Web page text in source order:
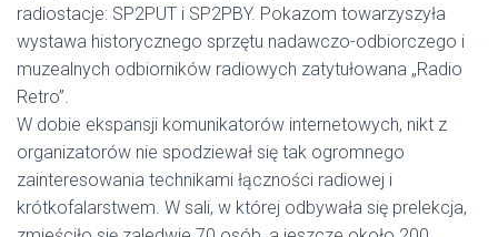
radiostacje: SP2PUT i SP2PBY. Pokazom towarzyszyła
wystawa historycznego sprzętu nadawczo-odbiorczego i
muzealnych odbiorników radiowych zatytułowana „Radio
Retro”.
W dobie ekspansji komunikatorów internetowych, nikt z
organizatorów nie spodziewał się tak ogromnego
zainteresowania technikami łączności radiowej i
krótkofalarstwem. W sali, w której odbywała się prelekcja,